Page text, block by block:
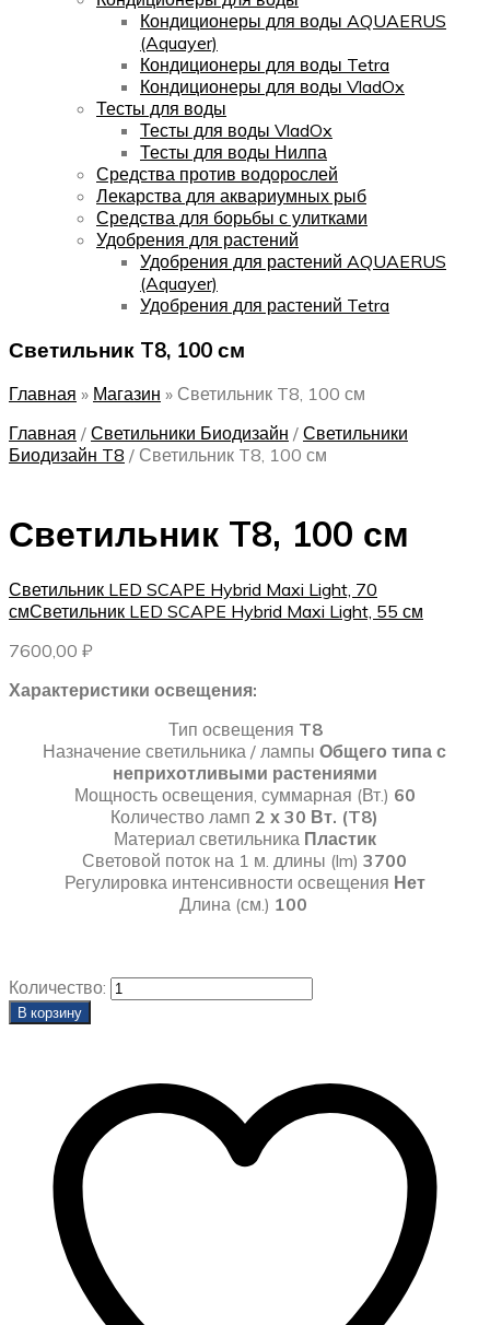
Кондиционеры для воды AQUAERUS
(Aquayer)
Кондиционеры для воды Tetra
Кондиционеры для воды VladOx
Тесты для воды
Тесты для воды VladOx
Тесты для воды Нилпа
Средства против водорослей
Лекарства для аквариумных рыб
Средства для борьбы с улитками
Удобрения для растений
Удобрения для растений AQUAERUS
(Aquayer)
Удобрения для растений Tetra
Светильник T8, 100 см
Главная » Магазин » Светильник T8, 100 см
Главная / Светильники Биодизайн / Светильники
Биодизайн T8 / Светильник T8, 100 см
Светильник T8, 100 см
Светильник LED SCAPE Hybrid Maxi Light, 70
смСветильник LED SCAPE Hybrid Maxi Light, 55 см
7600,00 ₽
Характеристики освещения:
Тип освещения T8
Назначение светильника / лампы Общего типа с
неприхотливыми растениями
Мощность освещения, суммарная (Вт.) 60
Количество ламп 2 х 30 Вт. (T8)
Материал светильника Пластик
Световой поток на 1 м. длины (lm) 3700
Регулировка интенсивности освещения Нет
Длина (см.) 100
Количество:
В корзину